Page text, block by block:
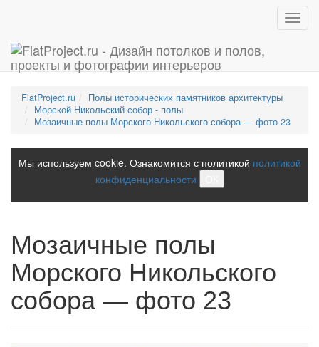
FlatProject.ru
Полы исторических памятников архитектуры
Морской Никольский собор - полы
Мозаичные полы Морского Никольского собора — фото 23
Мы используем cookie. Ознакомится с политикой политикой
конфиденциальности
Мозаичные полы
Морского Никольского
собора — фото 23